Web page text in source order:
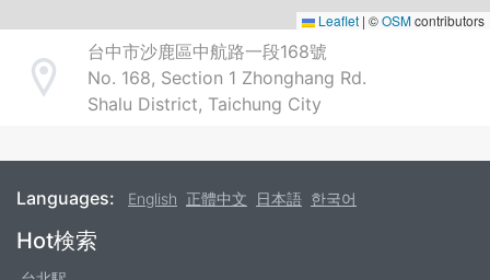
Leaflet | ©OSMcontributors
Address
台中市沙鹿區中航路一段168號
No. 168, Section 1 Zhonghang Rd.
Shalu District, Taichung City
Languages: English 正體中文 日本語 한국어
Footer
Hot検索